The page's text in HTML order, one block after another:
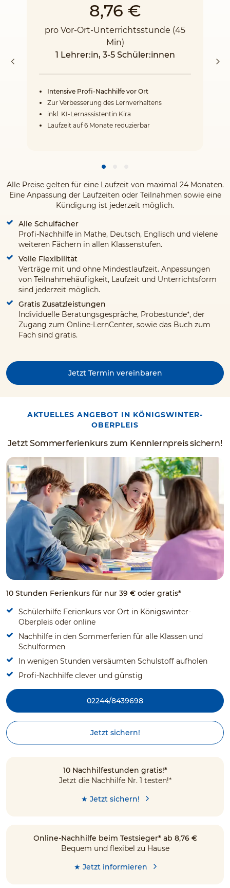
8,76 €
pro Vor-Ort-Unterrichtsstunde (45
Min)
1 Lehrer:in, 3-5 Schüler:innen
Intensive Profi-Nachhilfe vor Ort
Zur Verbesserung des Lernverhaltens
inkl. KI-Lernassistentin Kira
Laufzeit auf 6 Monate reduzierbar
Alle Preise gelten für eine Laufzeit von maximal 24 Monaten.
Eine Anpassung der Laufzeiten oder Teilnahmen sowie eine
Kündigung ist jederzeit möglich.
Alle Schulfächer
Profi-Nachhilfe in Mathe, Deutsch, Englisch und vielene
weiteren Fächern in allen Klassenstufen.
Volle Flexibilität
Verträge mit und ohne Mindestlaufzeit. Anpassungen
von Teilnahmehäufigkeit, Laufzeit und Unterrichtsform
sind jederzeit möglich.
Gratis Zusatzleistungen
Individuelle Beratungsgespräche, Probestunde*, der
Zugang zum Online-LernCenter, sowie das Buch zum
Fach sind gratis.
Jetzt Termin vereinbaren
AKTUELLES ANGEBOT IN KÖNIGSWINTER-
OBERPLEIS
Jetzt Sommerferienkurs zum Kennlernpreis sichern!
10 Stunden Ferienkurs für nur 39 € oder gratis*
Schülerhilfe Ferienkurs vor Ort in Königswinter-
Oberpleis oder online
Nachhilfe in den Sommerferien für alle Klassen und
Schulformen
In wenigen Stunden versäumten Schulstoff aufholen
Profi-Nachhilfe clever und günstig
02244/8439698
Jetzt sichern!
10 Nachhilfestunden gratis!*
Jetzt die Nachhilfe Nr. 1 testen!*
★ Jetzt sichern!
Online-Nachhilfe beim Testsieger* ab 8,76 €
Bequem und flexibel zu Hause
★ Jetzt informieren